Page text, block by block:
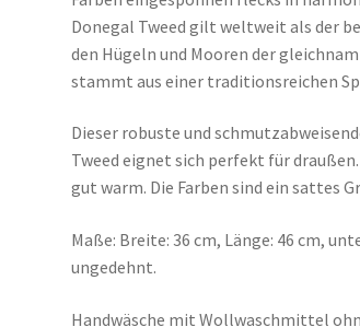
Donegal Tweed gilt weltweit als der
den Hügeln und Mooren der
stammt aus einer traditionsreichen
Dieser robuste und
Tweed eignet sich perfekt für
gut warm. Die Farben sind ein sattes
Maße: Breite: 36 cm, Länge: 46 cm,
ungedehnt.
Handwäsche mit Wollwaschmittel